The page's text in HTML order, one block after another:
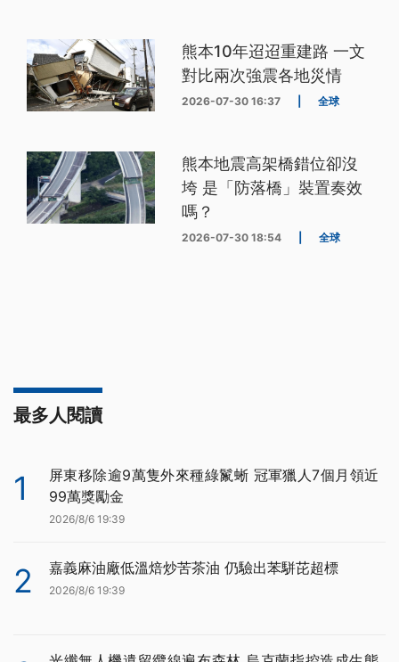
熊本10年迢迢重建路 一文
對比兩次強震各地災情
2026-07-30 16:37 全球
熊本地震高架橋錯位卻沒
垮 是「防落橋」裝置奏效
嗎？
2026-07-30 18:54 全球
最多人閱讀
1
屏東移除逾9萬隻外來種綠鬣蜥 冠軍獵人7個月領近
99萬獎勵金
2026/8/6 19:39
2 嘉義麻油廠低溫焙炒苦茶油 仍驗出苯駢芘超標
2026/8/6 19:39